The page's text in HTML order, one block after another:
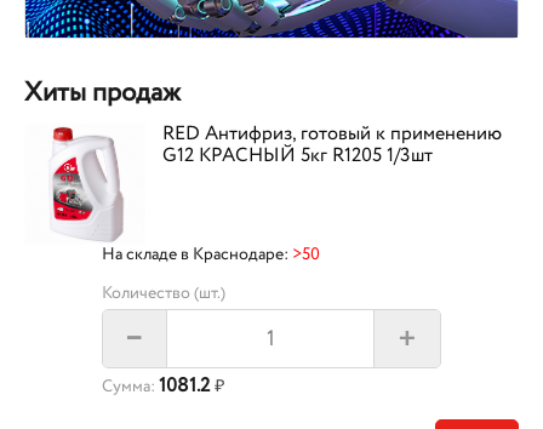
Хиты продаж
RED Антифриз, готовый к применению
G12 КРАСНЫЙ 5кг R1205 1/3шт
На складе в Краснодаре: >50
Количество (шт.)
– +
Сумма: 1081.2₽